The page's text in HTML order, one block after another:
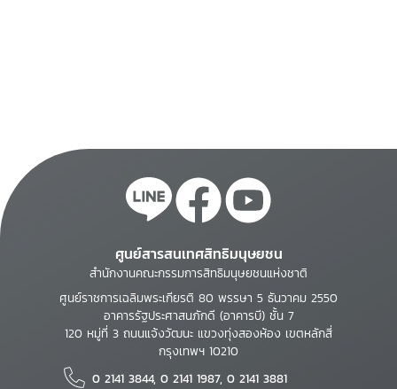
ศูนย์สารสนเทศสิทธิมนุษยชน
สำนักงานคณะกรรมการสิทธิมนุษยชนแห่งชาติ
ศูนย์ราชการเฉลิมพระเกียรติ 80 พรรษา 5 ธันวาคม 2550
อาคารรัฐประศาสนภักดี (อาคารบี) ชั้น 7
120 หมู่ที่ 3 ถนนแจ้งวัฒนะ แขวงทุ่งสองห้อง เขตหลักสี่
กรุงเทพฯ 10210
0 2141 3844, 0 2141 1987, 0 2141 3881